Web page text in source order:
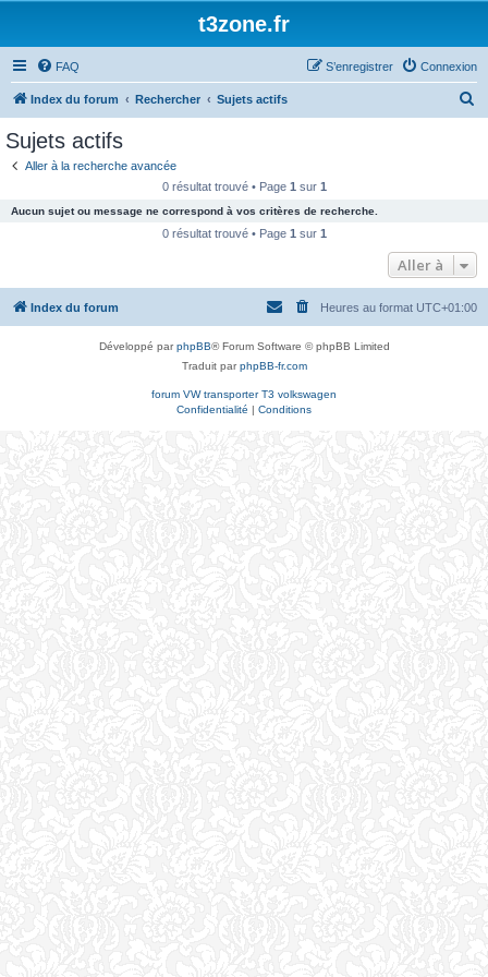
t3zone.fr
FAQ Connexion
S’enregistrer
Index du forum Rechercher Sujets actifs
c
e
Sujets actifs
Aller à la recherche avancée
0 résultat trouvé • Page 1 sur 1
Aucun sujet ou message ne correspond à vos critères de recherche.
0 résultat trouvé • Page 1 sur 1
Aller à
Index du forum Heures au format UTC+01:00
Développé parphpBB® Forum Software © phpBB Limited
Traduit parphpBB-fr.com
forum VW transporter T3 volkswagen
Confidentialité | Conditions